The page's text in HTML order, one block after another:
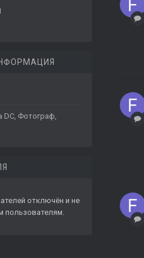
DC, Фотограф,
отключён и не
пользователям.